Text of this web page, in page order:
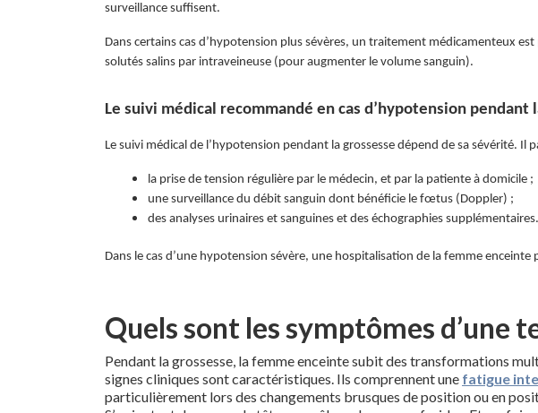
surveillance suffisent.
Dans certains cas d’hypotension plus sévères, un traitement médicamenteux
solutés salins par intraveineuse (pour augmenter le volume sanguin).
Le suivi médical recommandé en cas d’hypotension pendant
Le suivi médical de l’hypotension pendant la grossesse dépend de sa sévérité. Il
la prise de tension régulière par le médecin, et par la patiente à domicile ;
une surveillance du débit sanguin dont bénéficie le fœtus (Doppler) ;
des analyses urinaires et sanguines et des échographies supplémentaires.
Dans le cas d’une hypotension sévère, une hospitalisation de la femme
Quels sont les symptômes d’une
Pendant la grossesse, la femme enceinte subit des transformations
signes cliniques sont caractéristiques. Ils comprennent une fatigue
particulièrement lors des changements brusques de position ou en